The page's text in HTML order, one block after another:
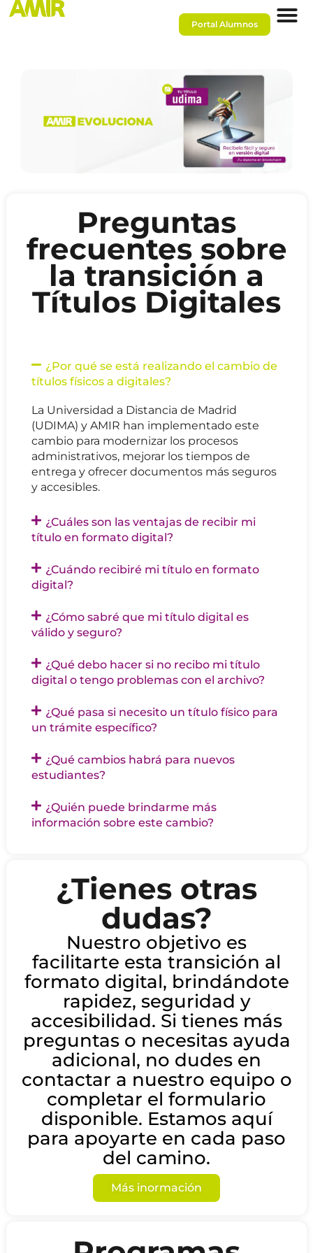
Portal Alumnos
Preguntas
frecuentes sobre
la transición a
Títulos Digitales
¿Por qué se está realizando el cambio de
títulos físicos a digitales?
La Universidad a Distancia de Madrid
(UDIMA) y AMIR han implementado este
cambio para modernizar los procesos
administrativos, mejorar los tiempos de
entrega y ofrecer documentos más seguros
y accesibles.
¿Cuáles son las ventajas de recibir mi
título en formato digital?
¿Cuándo recibiré mi título en formato
digital?
¿Cómo sabré que mi título digital es
válido y seguro?
¿Qué debo hacer si no recibo mi título
digital o tengo problemas con el archivo?
¿Qué pasa si necesito un título físico para
un trámite específico?
¿Qué cambios habrá para nuevos
estudiantes?
¿Quién puede brindarme más
información sobre este cambio?
¿Tienes otras
dudas?
Nuestro objetivo es
facilitarte esta transición al
formato digital, brindándote
rapidez, seguridad y
accesibilidad. Si tienes más
preguntas o necesitas ayuda
adicional, no dudes en
contactar a nuestro equipo o
completar el formulario
disponible. Estamos aquí
para apoyarte en cada paso
del camino.
Más inormación